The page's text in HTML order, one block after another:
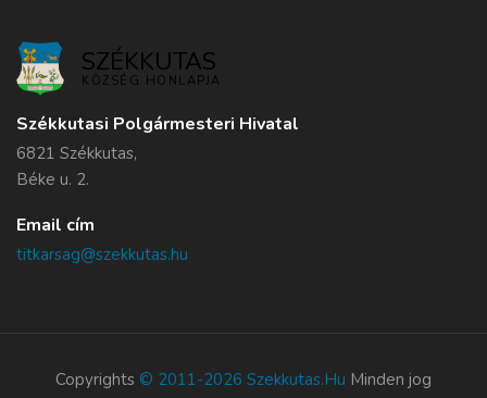
SZÉKKUTAS
KÖZSÉG HONLAPJA
Székkutasi Polgármesteri Hivatal
6821 Székkutas,
Béke u. 2.
Email cím
titkarsag@szekkutas.hu
Copyrights © 2011-2026 Szekkutas.hu Minden jog